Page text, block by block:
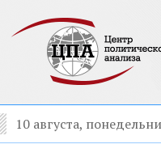
10 августа,